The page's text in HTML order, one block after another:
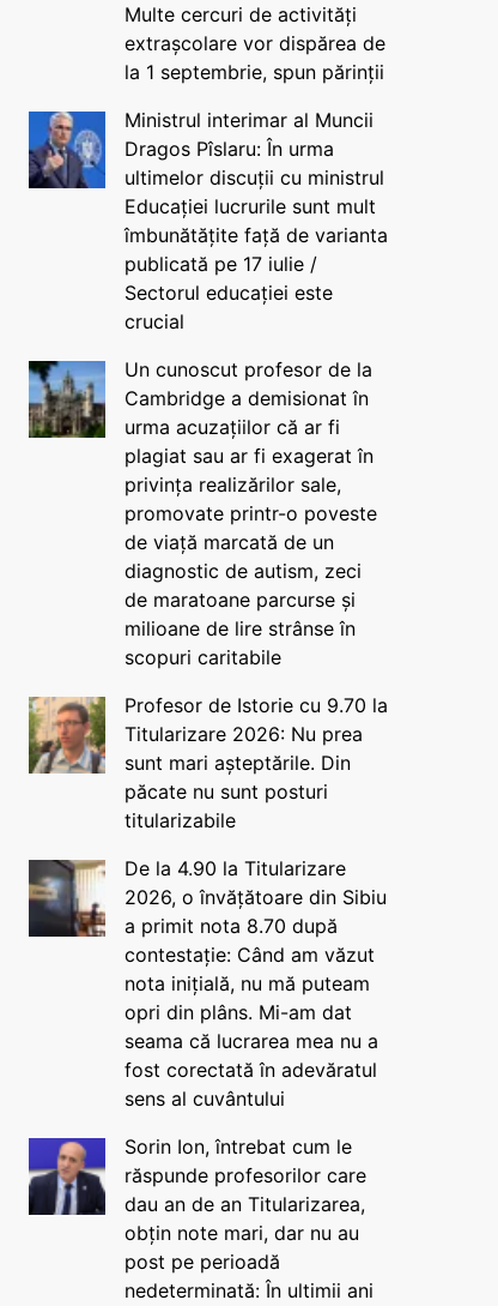
Multe cercuri de activități
extrașcolare vor dispărea de
la 1 septembrie, spun părinții
Ministrul interimar al Muncii
Dragos Pîslaru: În urma
ultimelor discuții cu ministrul
Educației lucrurile sunt mult
îmbunătățite față de varianta
publicată pe 17 iulie /
Sectorul educației este
crucial
Un cunoscut profesor de la
Cambridge a demisionat în
urma acuzațiilor că ar fi
plagiat sau ar fi exagerat în
privința realizărilor sale,
promovate printr-o poveste
de viață marcată de un
diagnostic de autism, zeci
de maratoane parcurse și
milioane de lire strânse în
scopuri caritabile
Profesor de Istorie cu 9.70 la
Titularizare 2026: Nu prea
sunt mari așteptările. Din
păcate nu sunt posturi
titularizabile
De la 4.90 la Titularizare
2026, o învățătoare din Sibiu
a primit nota 8.70 după
contestație: Când am văzut
nota inițială, nu mă puteam
opri din plâns. Mi-am dat
seama că lucrarea mea nu a
fost corectată în adevăratul
sens al cuvântului
Sorin Ion, întrebat cum le
răspunde profesorilor care
dau an de an Titularizarea,
obțin note mari, dar nu au
post pe perioadă
nedeterminată: În ultimii ani